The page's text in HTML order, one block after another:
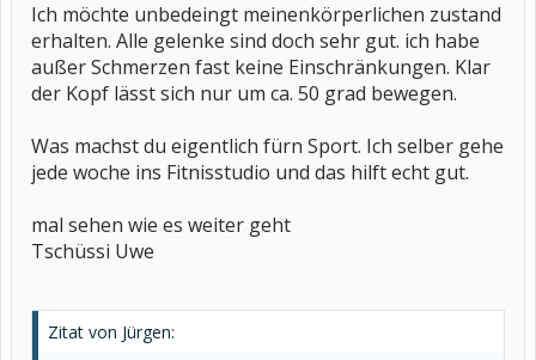
Ich möchte unbedeingt meinenkörperlichen zustand
erhalten. Alle gelenke sind doch sehr gut. ich habe
außer Schmerzen fast keine Einschränkungen. Klar
der Kopf lässt sich nur um ca. 50 grad bewegen.
Was machst du eigentlich fürn Sport. Ich selber gehe
jede woche ins Fitnisstudio und das hilft echt gut.
mal sehen wie es weiter geht
Tschüssi Uwe
Zitat von Jürgen: